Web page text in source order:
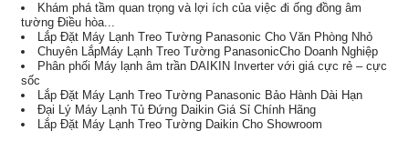
Khám phá tầm quan trọng và lợi ích của việc đi ống đồng âm
tường Điều hòa...
Lắp Đặt Máy Lạnh Treo Tường Panasonic Cho Văn Phòng Nhỏ
Chuyên LắpMáy Lạnh Treo Tường PanasonicCho Doanh Nghiệp
Phân phối Máy lạnh âm trần DAIKIN Inverter với giá cực rẻ – cực
sốc
Lắp Đặt Máy Lạnh Treo Tường Panasonic Bảo Hành Dài Hạn
Đại Lý Máy Lạnh Tủ Đứng Daikin Giá Sỉ Chính Hãng
Lắp Đặt Máy Lạnh Treo Tường Daikin Cho Showroom